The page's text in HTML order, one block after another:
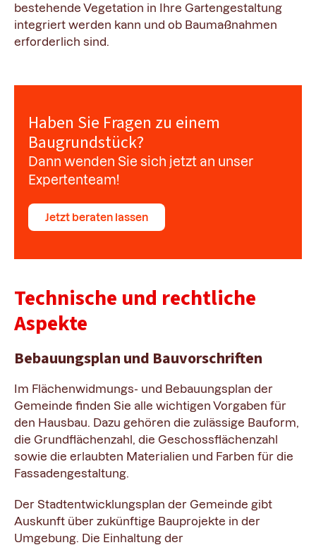
bestehende Vegetation in Ihre Gartengestaltung
integriert werden kann und ob Baumaßnahmen
erforderlich sind.
Haben Sie Fragen zu einem
Baugrundstück?
Dann wenden Sie sich jetzt an unser
Expertenteam!
Jetzt beraten lassen
Technische und rechtliche
Aspekte
Bebauungsplan und Bauvorschriften
Im Flächenwidmungs- und Bebauungsplan der
Gemeinde finden Sie alle wichtigen Vorgaben für
den Hausbau. Dazu gehören die zulässige Bauform,
die Grundflächenzahl, die Geschossflächenzahl
sowie die erlaubten Materialien und Farben für die
Fassadengestaltung.
Der Stadtentwicklungsplan der Gemeinde gibt
Auskunft über zukünftige Bauprojekte in der
Umgebung. Die Einhaltung der